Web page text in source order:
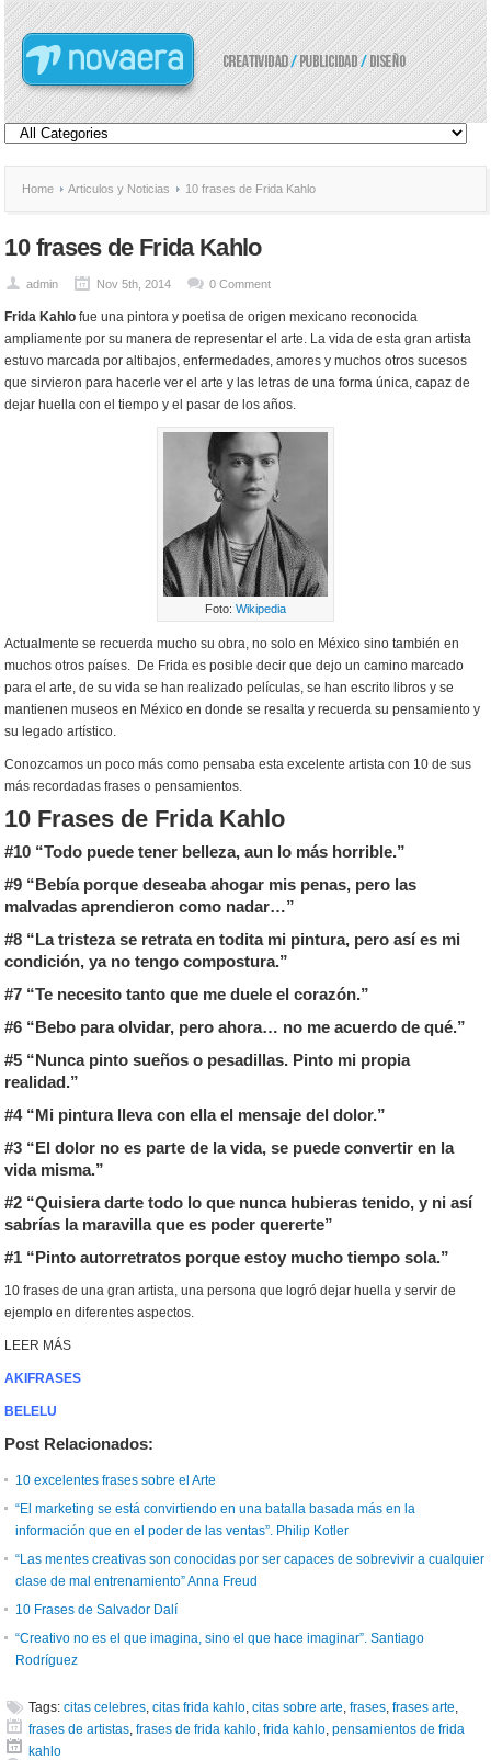
Home Articulos y Noticias 10 frases de Frida Kahlo
10 frases de Frida Kahlo
admin Nov 5th, 2014 0 Comment
Frida Kahlo fue una pintora y poetisa de origen mexicano reconocida
ampliamente por su manera de representar el arte. La vida de esta gran artista
estuvo marcada por altibajos, enfermedades, amores y muchos otros sucesos
que sirvieron para hacerle ver el arte y las letras de una forma única, capaz de
dejar huella con el tiempo y el pasar de los años.
Foto: Wikipedia
Actualmente se recuerda mucho su obra, no solo en México sino también en
muchos otros países. De Frida es posible decir que dejo un camino marcado
para el arte, de su vida se han realizado películas, se han escrito libros y se
mantienen museos en México en donde se resalta y recuerda su pensamiento y
su legado artístico.
Conozcamos un poco más como pensaba esta excelente artista con 10 de sus
más recordadas frases o pensamientos.
10 Frases de Frida Kahlo
#10 “Todo puede tener belleza, aun lo más horrible.”
#9 “Bebía porque deseaba ahogar mis penas, pero las
malvadas aprendieron como nadar…”
#8 “La tristeza se retrata en todita mi pintura, pero así es mi
condición,ya no tengo compostura.”
#7 “Te necesito tanto que me duele el corazón.”
#6 “Bebo para olvidar, pero ahora… no me acuerdo de qué.”
#5 “Nunca pinto sueños o pesadillas. Pinto mi propia
realidad.”
#4 “Mi pintura lleva con ella el mensaje del dolor.”
#3 “El dolor no es parte de la vida, se puede convertir en la
vida misma.”
#2 “Quisiera darte todo lo que nunca hubieras tenido, y ni así
sabrías la maravilla que es poder quererte”
#1 “Pinto autorretratos porque estoy mucho tiempo sola.”
10 frases de una gran artista, una persona que logró dejar huella y servir de
ejemplo en diferentes aspectos.
LEER MÁS
AKIFRASES
BELELU
Post Relacionados:
10 excelentes frases sobre el Arte
“El marketing se está convirtiendo en una batalla basada más en la
información que en el poder de las ventas”. Philip Kotler
“Las mentes creativas son conocidas por ser capaces de sobrevivir a cualquier
clase de mal entrenamiento” Anna Freud
10 Frases de Salvador Dalí
“Creativo no es el que imagina, sino el que hace imaginar”. Santiago
Rodríguez
Tags: citas celebres,citas frida kahlo,citas sobre arte,frases,frases arte,
frases de artistas,frases de frida kahlo,frida kahlo,pensamientos de frida
kahlo